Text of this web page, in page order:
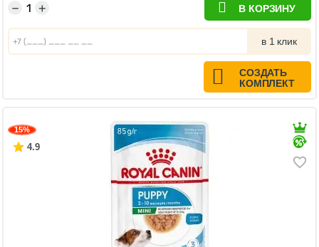
+
− В КОРЗИНУ
в 1 клик
СОЗДАТЬ
КОМПЛЕКТ
15%
4.9